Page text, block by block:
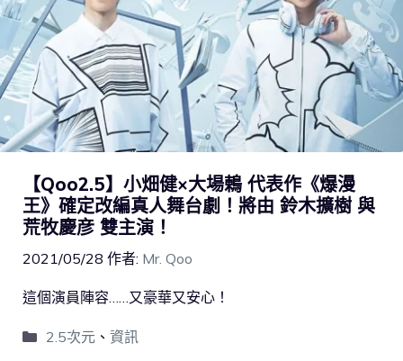
【Qoo2.5】小畑健×大場鶇 代表作《爆漫
王》確定改編真人舞台劇！將由 鈴木擴樹 與
荒牧慶彦 雙主演！
2021/05/28 作者: Mr. Qoo
這個演員陣容……又豪華又安心！
2.5次元、 資訊